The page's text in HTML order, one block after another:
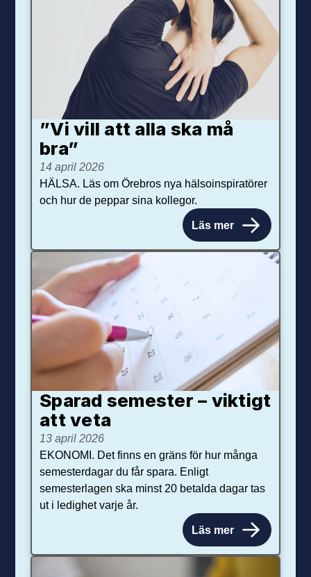
”Vi vill att alla ska må
bra”
14 april 2026
HÄLSA. Läs om Örebros nya hälsoinspiratörer
och hur de peppar sina kollegor.
Läs mer
Sparad semester – viktigt
att veta
13 april 2026
EKONOMI. Det finns en gräns för hur många
semesterdagar du får spara. Enligt
semesterlagen ska minst 20 betalda dagar tas
ut i ledighet varje år.
Läs mer